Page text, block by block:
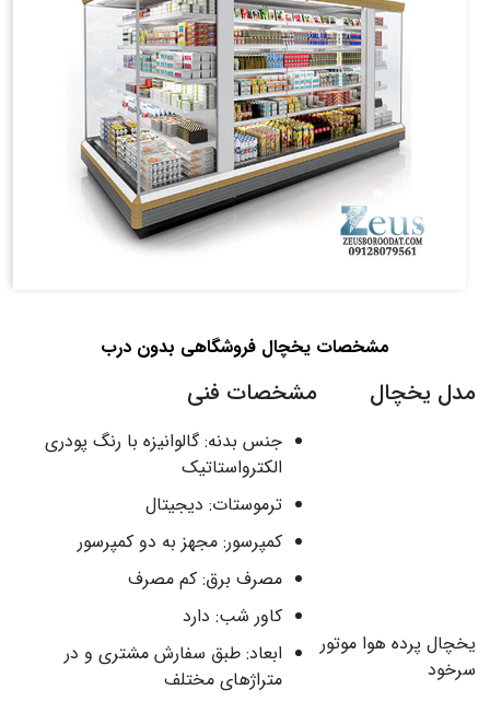
مشخصات یخچال فروشگاهی بدون درب
مدل یخچال مشخصات فنی
یخچال پرده هوا موتور
سرخود
جنس بدنه: گالوانیزه با رنگ پودری
الکترواستاتیک
ترموستات: دیجیتال
کمپرسور: مجهز به دو کمپرسور
مصرف برق: کم مصرف
کاور شب: دارد
ابعاد: طبق سفارش مشتری و در
متراژهای مختلف